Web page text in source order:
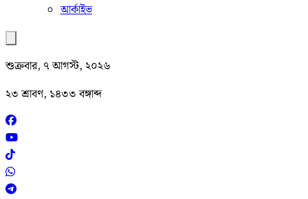
আর্কাইভ
শুক্রবার, ৭ আগস্ট, ২০২৬
২৩ শ্রাবণ, ১৪৩৩ বঙ্গাব্দ